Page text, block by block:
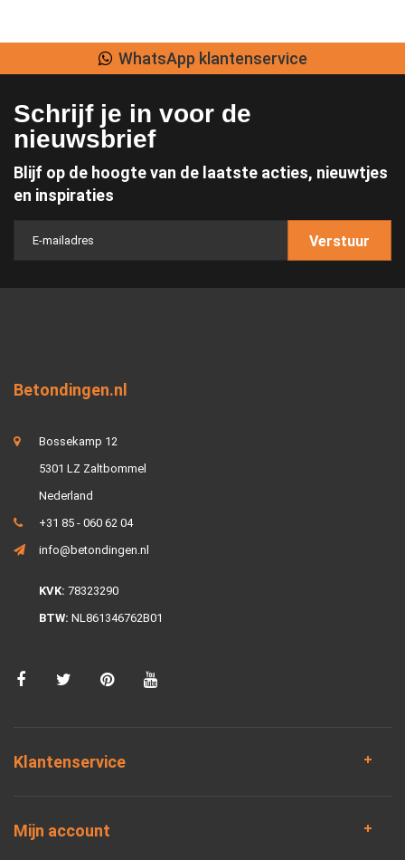
WhatsApp klantenservice
Schrijf je in voor de
nieuwsbrief
Blijf op de hoogte van de laatste acties, nieuwtjes
en inspiraties
Verstuur
Betondingen.nl
Bossekamp 12
5301 LZ Zaltbommel
Nederland
+31 85 - 060 62 04
info@betondingen.nl
KVK: 78323290
BTW: NL861346762B01
Klantenservice
Mijn account